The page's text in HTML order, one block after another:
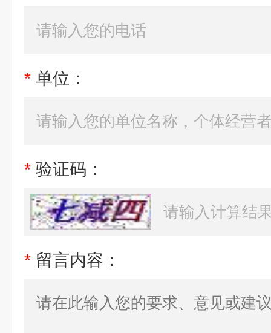
* 单位：
* 验证码：
* 留言内容：